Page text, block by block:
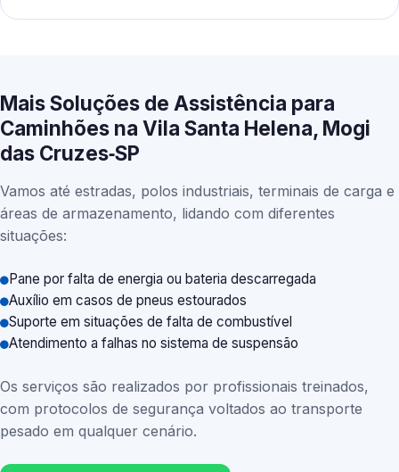
Mais Soluções de Assistência para
Caminhões na Vila Santa Helena, Mogi
das Cruzes‑SP
Vamos até estradas, polos industriais, terminais de carga e
áreas de armazenamento, lidando com diferentes
situações:
Pane por falta de energia ou bateria descarregada
Auxílio em casos de pneus estourados
Suporte em situações de falta de combustível
Atendimento a falhas no sistema de suspensão
Os serviços são realizados por profissionais treinados,
com protocolos de segurança voltados ao transporte
pesado em qualquer cenário.